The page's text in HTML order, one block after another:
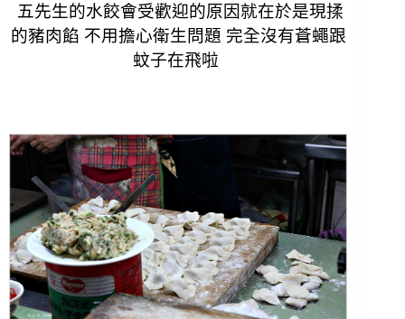
五先生的水餃會受歡迎的原因就在於是現揉
的豬肉餡 不用擔心衛生問題 完全沒有蒼蠅跟
蚊子在飛啦